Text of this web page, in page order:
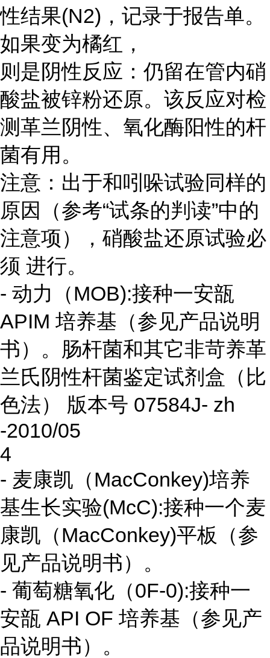
性结果(N2)，记录于报告单。
如果变为橘红，
则是阴性反应：仍留在管内硝
酸盐被锌粉还原。该反应对检
测革兰阴性、氧化酶阳性的杆
菌有用。
注意：出于和吲哚试验同样的
原因（参考“试条的判读”中的
注意项），硝酸盐还原试验必
须 进行。
- 动力（MOB):接种一安瓿
APIM 培养基（参见产品说明
书）。肠杆菌和其它非苛养革
兰氏阴性杆菌鉴定试剂盒（比
色法） 版本号 07584J- zh
-2010/05
4
- 麦康凯（MacConkey)培养
基生长实验(McC):接种一个麦
康凯（MacConkey)平板（参
见产品说明书）。
- 葡萄糖氧化（0F-0):接种一
安瓿 API OF 培养基（参见产
品说明书）。